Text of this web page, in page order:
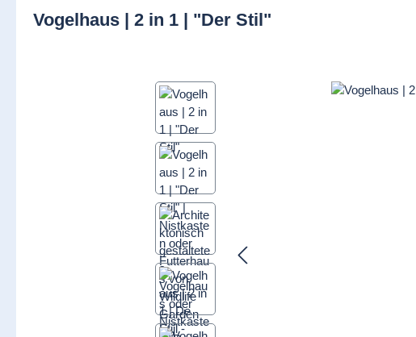
Vogelhaus | 2 in 1 | "Der Stil"
Bildergalerie überspringen